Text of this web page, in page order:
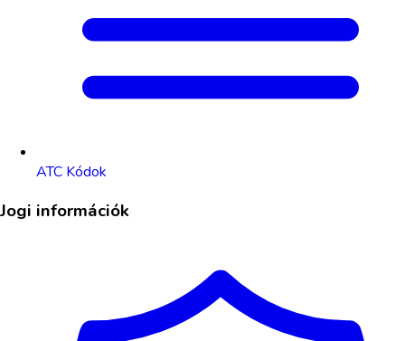
ATC Kódok
Jogi információk